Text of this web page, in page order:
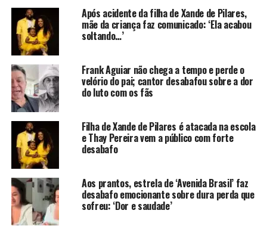
Carolina Dieckmann e Preta Gil (Foto Reprodução Redes
Após acidente da filha de Xande de Pilares,
mãe da criança faz comunicado: ‘Ela acabou
soltando…’
Frank Aguiar não chega a tempo e perde o
velório do pai; cantor desabafou sobre a dor
do luto com os fãs
Filha de Xande de Pilares é atacada na escola
e Thay Pereira vem a público com forte
desabafo
Aos prantos, estrela de ‘Avenida Brasil’ faz
desabafo emocionante sobre dura perda que
sofreu: ‘Dor e saudade’